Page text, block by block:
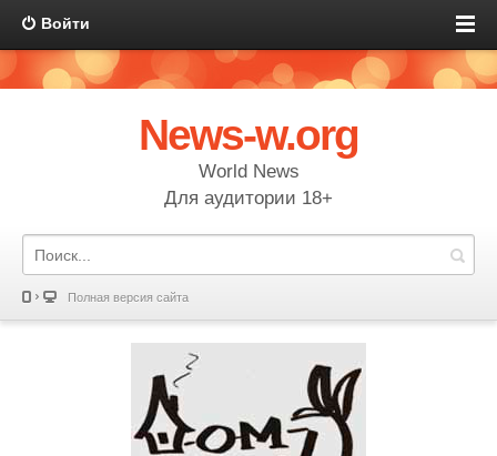
Войти
News-w.org
World News
Для аудитории 18+
Полная версия сайта